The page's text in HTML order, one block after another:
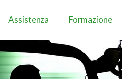
Assistenza Formazione